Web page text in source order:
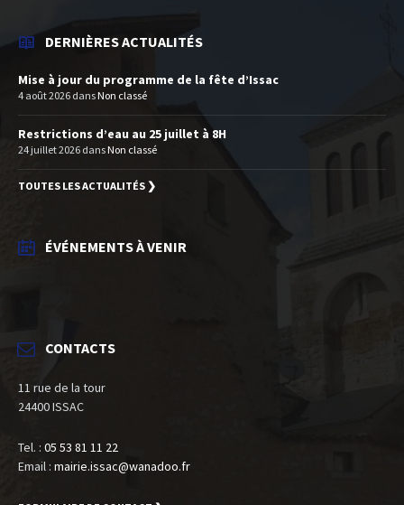
DERNIÈRES ACTUALITÉS
Mise à jour du programme de la fête d’Issac
4 août 2026 dansNon classé
Restrictions d’eau au 25 juillet à 8H
24 juillet 2026 dansNon classé
TOUTES LES ACTUALITÉS ❯
ÉVÉNEMENTS À VENIR
CONTACTS
11 rue de la tour
24400 ISSAC
Tel. : 05 53 81 11 22
Email : mairie.issac@wanadoo.fr